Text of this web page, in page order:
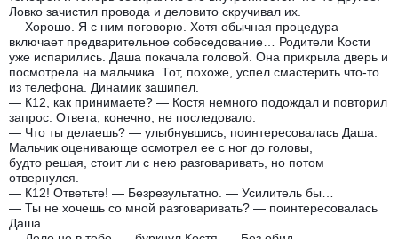
Ловко зачистил провода и деловито скручивал их.
— Хорошо. Я с ним поговорю. Хотя обычная процедура
включает предварительное собеседование… Родители Кости
уже испарились. Даша покачала головой. Она прикрыла дверь и
посмотрела на мальчика. Тот, похоже, успел смастерить что-то
из телефона. Динамик зашипел.
— К12, как принимаете? — Костя немного подождал и повторил
запрос. Ответа, конечно, не последовало.
— Что ты делаешь? — улыбнувшись, поинтересовалась Даша.
Мальчик оценивающе осмотрел ее с ног до головы,
будто решая, стоит ли с нею разговаривать, но потом
отвернулся.
— К12! Ответьте! — Безрезультатно. — Усилитель бы…
— Ты не хочешь со мной разговаривать? — поинтересовалась
Даша.